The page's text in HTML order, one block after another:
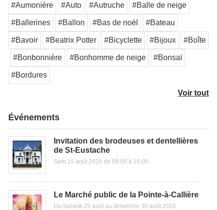
#Aumonière #Auto #Autruche #Balle de neige
#Ballerines #Ballon #Bas de noël #Bateau
#Bavoir #Beatrix Potter #Bicyclette #Bijoux #Boîte
#Bonbonnière #Bonhomme de neige #Bonsaï
#Bordures
Voir tout
Événements
Invitation des brodeuses et dentellières
de St-Eustache
Sam 15 août 2026 de 09:00 à 16:00
Le Marché public de la Pointe-à-Callière
Du samedi 29 août au dimanche 30 août 2026